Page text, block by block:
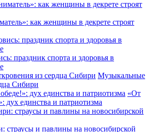
как женщины в декрете строят
праздник спорта и здоровья в
Музыкальные
Сибири
«От
дух единства и патриотизма
страусы и павлины на новосибирской